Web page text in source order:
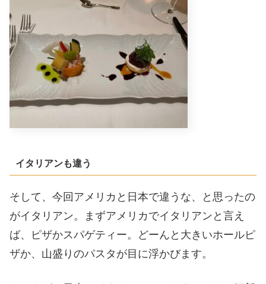
イタリアンも違う
そして、今回アメリカと日本で違うな、と思ったの
がイタリアン。まずアメリカでイタリアンと言え
ば、ピザかスパゲティー。どーんと大きいホールピ
ザか、山盛りのパスタが目に浮かびます。